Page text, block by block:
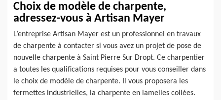
Choix de modèle de charpente,
adressez-vous à Artisan Mayer
L’entreprise Artisan Mayer est un professionnel en travaux
de charpente à contacter si vous avez un projet de pose de
nouvelle charpente à Saint Pierre Sur Dropt. Ce charpentier
a toutes les qualifications requises pour vous conseiller dans
le choix de modèle de charpente. Il vous proposera les
fermettes industrielles, la charpente en lamelles collées.